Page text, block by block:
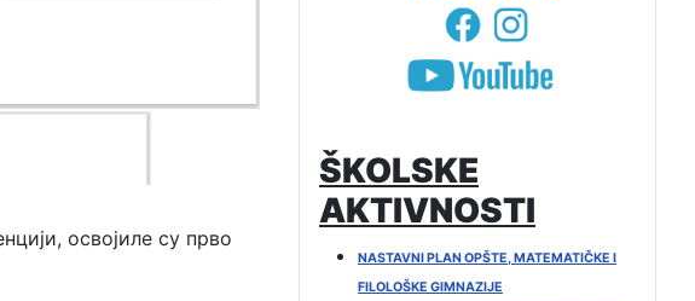
освојиле су прво
ŠKOLSKE
AKTIVNOSTI
NASTAVNI PLAN OPŠTE, MATEMATIČKE I
FILOLOŠKE GIMNAZIJE